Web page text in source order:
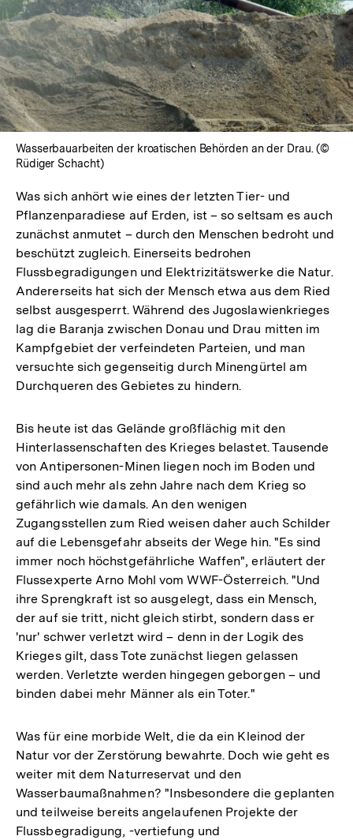
In
Lightbox
öffnen
Wasserbauarbeiten der kroatischen Behörden an der Drau. (©
Rüdiger Schacht)
Was sich anhört wie eines der letzten Tier- und
Pflanzenparadiese auf Erden, ist – so seltsam es auch
zunächst anmutet – durch den Menschen bedroht und
beschützt zugleich. Einerseits bedrohen
Flussbegradigungen und Elektrizitätswerke die Natur.
Andererseits hat sich der Mensch etwa aus dem Ried
selbst ausgesperrt. Während des Jugoslawienkrieges
lag die Baranja zwischen Donau und Drau mitten im
Kampfgebiet der verfeindeten Parteien, und man
versuchte sich gegenseitig durch Minengürtel am
Durchqueren des Gebietes zu hindern.
Bis heute ist das Gelände großflächig mit den
Hinterlassenschaften des Krieges belastet. Tausende
von Antipersonen-Minen liegen noch im Boden und
sind auch mehr als zehn Jahre nach dem Krieg so
gefährlich wie damals. An den wenigen
Zugangsstellen zum Ried weisen daher auch Schilder
auf die Lebensgefahr abseits der Wege hin. "Es sind
immer noch höchstgefährliche Waffen", erläutert der
Flussexperte Arno Mohl vom WWF-Österreich. "Und
ihre Sprengkraft ist so ausgelegt, dass ein Mensch,
der auf sie tritt, nicht gleich stirbt, sondern dass er
'nur' schwer verletzt wird – denn in der Logik des
Krieges gilt, dass Tote zunächst liegen gelassen
werden. Verletzte werden hingegen geborgen – und
binden dabei mehr Männer als ein Toter."
Was für eine morbide Welt, die da ein Kleinod der
Natur vor der Zerstörung bewahrte. Doch wie geht es
weiter mit dem Naturreservat und den
Wasserbaumaßnahmen? "Insbesondere die geplanten
und teilweise bereits angelaufenen Projekte der
Flussbegradigung, -vertiefung und